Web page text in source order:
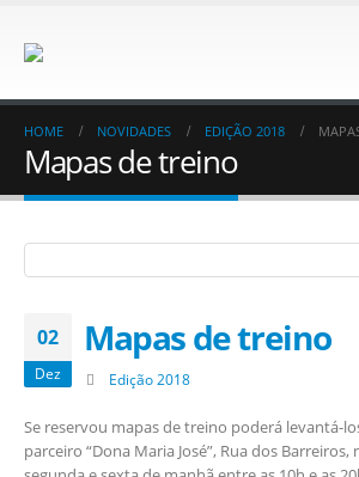
HOME NOVIDADES EDIÇÃO 2018
Mapas de treino
02
Dez
Mapas de treino
Edição 2018
Se reservou mapas de treino poderá levantá-
parceiro “Dona Maria José”, Rua dos Barreiros,